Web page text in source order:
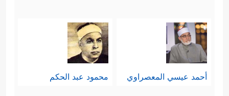
أحمد عيسي المعصراوي محمود عبد الحكم